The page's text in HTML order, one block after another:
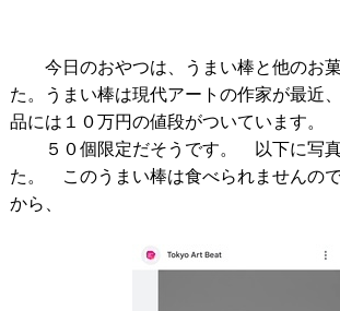
今日のおやつは、うまい棒と他のお菓
た。うまい棒は現代アートの作家が最近
品には１０万円の値段がついています。
５０個限定だそうです。 以下に写真
た。 このうまい棒は食べられませんの
から、